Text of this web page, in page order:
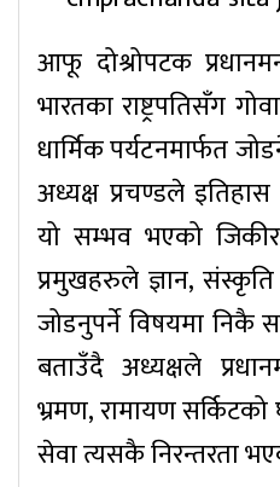
आफू दोश्रोपटक
भारतका राष्ट्रपतिसँग
धार्मिक पर्यटनमार्फत
अध्यक्ष प्रचण्डले
यो सम्भव भएको
प्रमुखहरुले ज्ञान,
जोडनुपर्ने विषयमा निकै
बताउँदै अध्यक्षले
भ्रमण, रामायण
सेवा त्यसकै निरन्तरता